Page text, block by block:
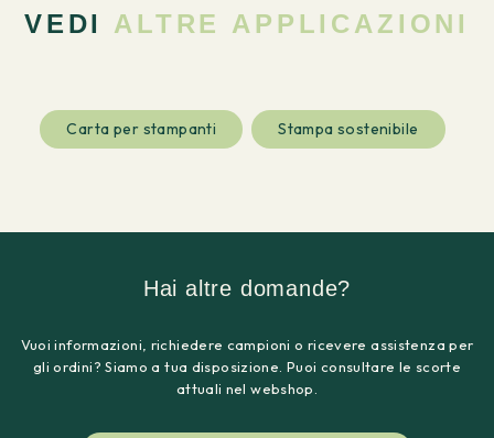
VEDI ALTRE APPLICAZIONI
Carta per stampanti Stampa sostenibile
Hai altre domande?
Vuoi informazioni, richiedere campioni o ricevere assistenza per
gli ordini? Siamo a tua disposizione. Puoi consultare le scorte
attuali nel webshop.